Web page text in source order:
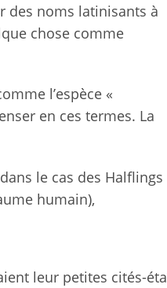
des noms latinisants à
chose comme
l’espèce «
en ces termes. La
le cas des Halflings
humain),
leur petites cités-